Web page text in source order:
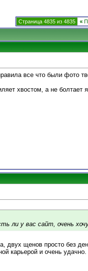
Страница 4835 из 4835 «
все что были фото
хвостом, а не болтает
ли у вас сайт, очень
двух щенов просто без
карьерой и очень удачно.